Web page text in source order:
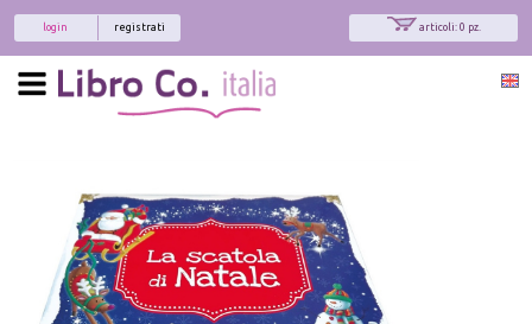
articoli: 0 pz.
registrati
login